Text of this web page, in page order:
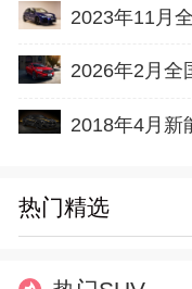
2018年4月新
热门精选